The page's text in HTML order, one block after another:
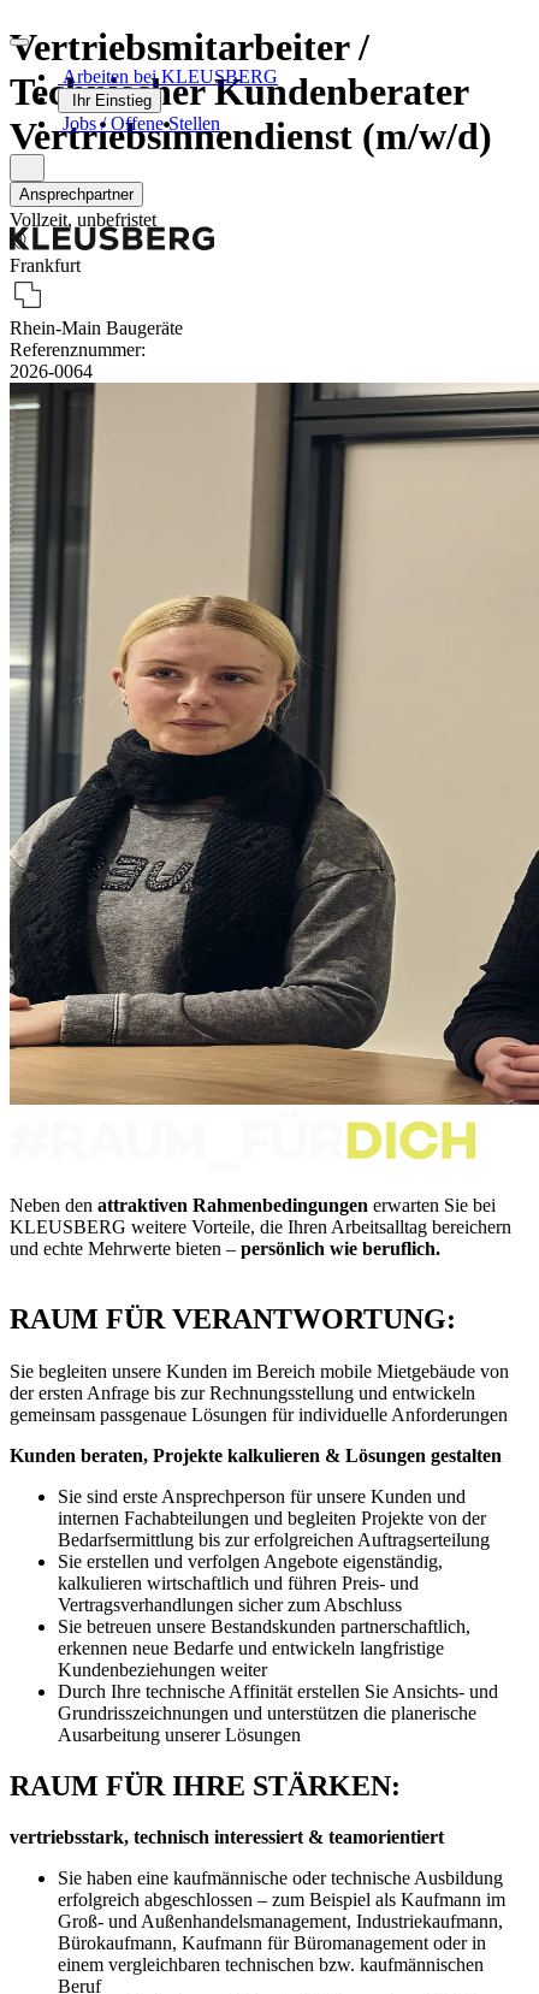
Arbeiten bei KLEUSBERG
Ihr Einstieg
Jobs / Offene Stellen
Ansprechpartner
Vertriebsmitarbeiter /
Technischer Kundenberater
Vertriebsinnendienst (m/w/d)
Vollzeit, unbefristet
Frankfurt
Rhein-Main Baugeräte
Referenznummer:
2026-0064
Neben den attraktiven Rahmenbedingungen erwarten Sie bei
KLEUSBERG weitere Vorteile, die Ihren Arbeitsalltag bereichern
und echte Mehrwerte bieten – persönlich wie beruflich.
RAUM FÜR VERANTWORTUNG:
Sie begleiten unsere Kunden im Bereich mobile Mietgebäude von
der ersten Anfrage bis zur Rechnungsstellung und entwickeln
gemeinsam passgenaue Lösungen für individuelle Anforderungen
Kunden beraten, Projekte kalkulieren & Lösungen gestalten
Sie sind erste Ansprechperson für unsere Kunden und
internen Fachabteilungen und begleiten Projekte von der
Bedarfsermittlung bis zur erfolgreichen Auftragserteilung
Sie erstellen und verfolgen Angebote eigenständig,
kalkulieren wirtschaftlich und führen Preis- und
Vertragsverhandlungen sicher zum Abschluss
Sie betreuen unsere Bestandskunden partnerschaftlich,
erkennen neue Bedarfe und entwickeln langfristige
Kundenbeziehungen weiter
Durch Ihre technische Affinität erstellen Sie Ansichts- und
Grundrisszeichnungen und unterstützen die planerische
Ausarbeitung unserer Lösungen
RAUM FÜR IHRE STÄRKEN:
vertriebsstark, technisch interessiert & teamorientiert
Sie haben eine kaufmännische oder technische Ausbildung
erfolgreich abgeschlossen – zum Beispiel als Kaufmann im
Groß- und Außenhandelsmanagement, Industriekaufmann,
Bürokaufmann, Kaufmann für Büromanagement oder in
einem vergleichbaren technischen bzw. kaufmännischen
Beruf